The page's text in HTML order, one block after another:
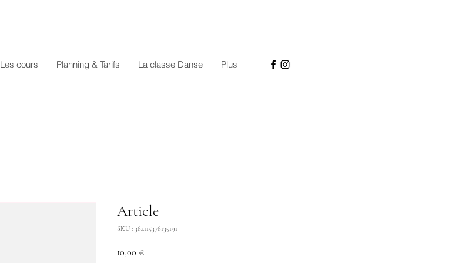
Les cours Planning & Tarifs La classe Danse Plus
Article
SKU : 364115376135191
10,00 €Prix